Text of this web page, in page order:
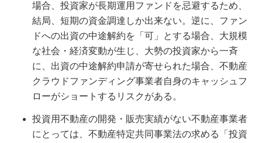
場合、投資家が長期運用ファンドを忌避するため、
結局、短期の資金調達しか出来ない。逆に、ファン
ドへの出資の中途解約を「可」とする場合、大規模
な社会・経済変動が生じ、大勢の投資家から一斉
に、出資の中途解約申請が寄せられた場合、不動産
クラウドファンディング事業者自身のキャッシュフ
ローがショートするリスクがある。
投資用不動産の開発・販売実績がない不動産事業者
にとっては、不動産特定共同事業法の求める「投資